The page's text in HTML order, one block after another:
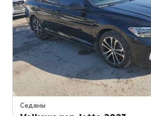
Седаны